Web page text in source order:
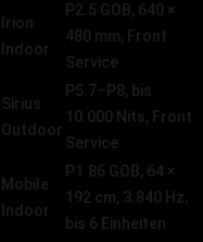
Irion
Indoor
P2.5 GOB, 640 ×
480 mm, Front
Service
Sirius
Outdoor
P5.7–P8, bis
10.000 Nits, Front
Service
Mobile
Indoor
P1.86 GOB, 64 ×
192 cm, 3.840 Hz,
bis 6 Einheiten